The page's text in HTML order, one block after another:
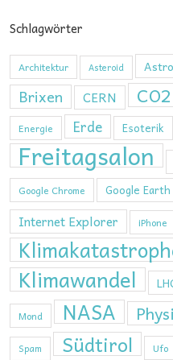
Schlagwörter
Architektur Asteroid
Brixen CERN CO2
Energie
Erde Esoterik
Freitagsalon
Google Chrome Google Earth
Internet Explorer iPhone
Klimawandel
Mond NASA
Spam Südtirol Ufo